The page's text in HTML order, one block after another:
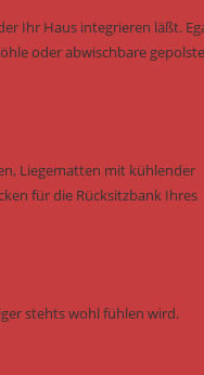
Ihr Haus integrieren läßt.
oder abwischbare
Liegematten mit kühlender
für die Rücksitzbank Ihres
stehts wohl fühlen wird.